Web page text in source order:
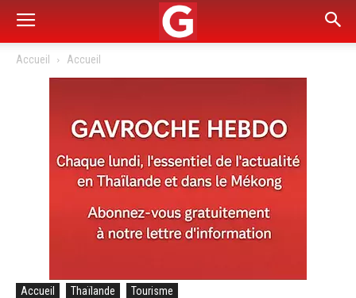
Accueil Accueil
Accueil Thaïlande Tourisme